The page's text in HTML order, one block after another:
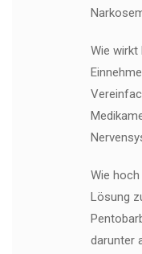
Wie
Wie
Lösung
darunter